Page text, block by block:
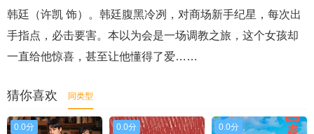
韩廷（许凯 饰）。韩廷腹黑冷冽，对商场新手纪星，每次出
手指点，必击要害。本以为会是一场调教之旅，这个女孩却
一直给他惊喜，甚至让他懂得了爱……
猜你喜欢 同类型
0.0分 0.0分 0.0分